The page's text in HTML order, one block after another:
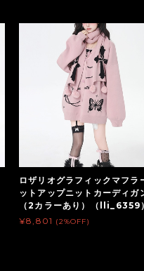
ロザリオグラフィックマフラ
ットアップニットカーディガ
（2カラーあり）（lli_6359
¥8,801 (2%OFF)